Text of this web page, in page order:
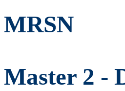
MRSN
Master 2 -